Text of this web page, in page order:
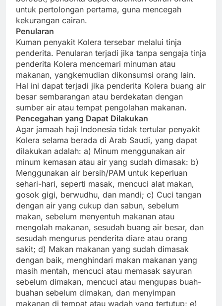
untuk pertolongan pertama, guna mencegah
kekurangan cairan.
Penularan
Kuman penyakit Kolera tersebar melalui tinja
penderita. Penularan terjadi jika tanpa sengaja tinja
penderita Kolera mencemari minuman atau
makanan, yangkemudian dikonsumsi orang lain.
Hal ini dapat terjadi jika penderita Kolera buang air
besar sembarangan atau berdekatan dengan
sumber air atau tempat pengolahan makanan.
Pencegahan yang Dapat Dilakukan
Agar jamaah haji Indonesia tidak tertular penyakit
Kolera selama berada di Arab Saudi, yang dapat
dilakukan adalah: a) Minum menggunakan air
minum kemasan atau air yang sudah dimasak: b)
Menggunakan air bersih/PAM untuk keperluan
sehari-hari, seperti masak, mencuci alat makan,
gosok gigi, berwudhu, dan mandi; c) Cuci tangan
dengan air yang cukup dan sabun, sebelum
makan, sebelum menyentuh makanan atau
mengolah makanan, sesudah buang air besar, dan
sesudah mengurus penderita diare atau orang
sakit; d) Makan makanan yang sudah dimasak
dengan baik, menghindari makan makanan yang
masih mentah, mencuci atau memasak sayuran
sebelum dimakan, mencuci atau mengupas buah-
buahan sebelum dimakan, dan menyimpan
makanan di tempat atau wadah yang tertutup; e)